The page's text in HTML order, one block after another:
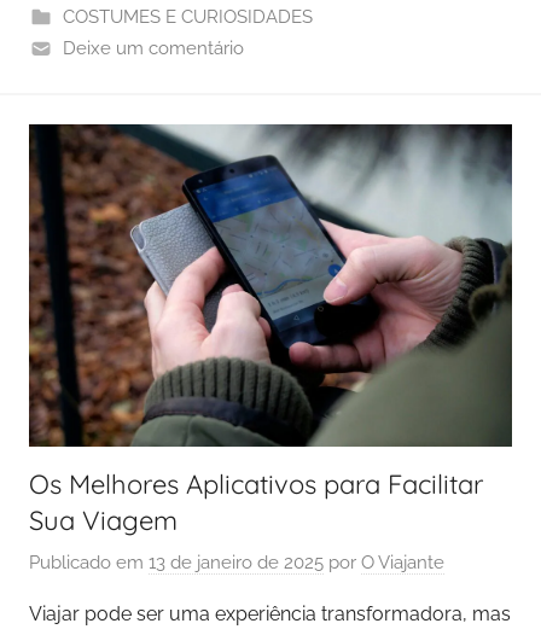
COSTUMES E CURIOSIDADES
Deixe um comentário
Os Melhores Aplicativos para Facilitar
Sua Viagem
Publicado em 13 de janeiro de 2025 por O Viajante
Viajar pode ser uma experiência transformadora, mas